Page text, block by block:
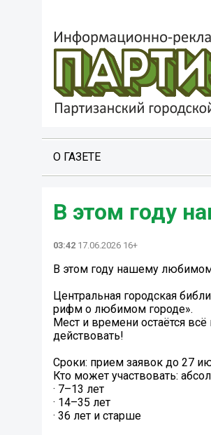
О ГАЗЕТЕ
В этом году
03:42 17.06.2026 16+
В этом году нашему
Центральная городская
рифм о любимом городе».
Мест и времени остаётся
действовать!
Сроки: прием заявок до 27
Кто может участвовать:
· 7–13 лет
· 14–35 лет
· 36 лет и старше